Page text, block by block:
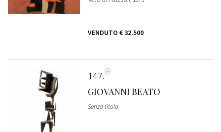
VENDUTO € 32.500
147
GIOVANNI BEATO
Senza titolo